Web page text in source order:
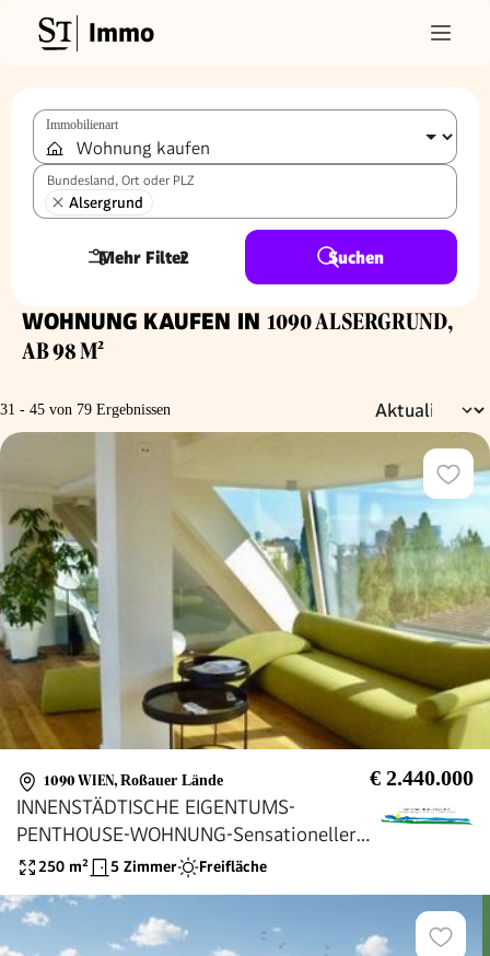
Immo
Immobilienart
Bundesland, Ort oder PLZ
Alsergrund
Mehr Filter
2 Suchen
WOHNUNG KAUFEN IN 1090 ALSERGRUND,
AB 98 M²
31 - 45 von 79 Ergebnissen
1090 WIEN, Roßauer Lände € 2.440.000
INNENSTÄDTISCHE EIGENTUMS-
PENTHOUSE-WOHNUNG-Sensationeller
Luxus-Dachgeschoß-Traum der
Wien beim DONAUKANAL-
SERVITENVIERTEL - absolutes Unikat!
250 m² 5 Zimmer Freifläche